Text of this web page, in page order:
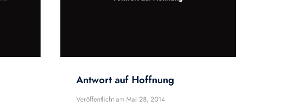
Antwort auf Hoffnung
Veröffentlicht am Mai 28, 2014